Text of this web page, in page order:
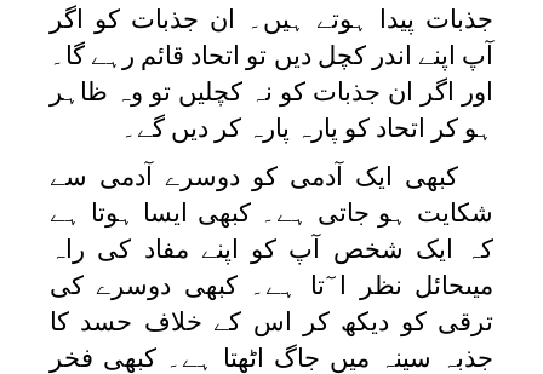
جذبات پیدا ہوتے ہیں۔ ان جذبات کو اگر
آپ اپنے اندر کچل دیں تو اتحاد قائم رہے گا۔
اور اگر ان جذبات کو نہ کچلیں تو وہ ظاہر
ہو کر اتحاد کو پارہ پارہ کر دیں گے۔
کبھی ایک آدمی کو دوسرے آدمی سے
شکایت ہو جاتی ہے۔ کبھی ایسا ہوتا ہے
کہ ایک شخص آپ کو اپنے مفاد کی راہ
میںحائل نظر ا ٓتا ہے۔ کبھی دوسرے کی
ترقی کو دیکھ کر اس کے خلاف حسد کا
جذبہ سینہ میں جاگ اٹھتا ہے۔ کبھی فخر